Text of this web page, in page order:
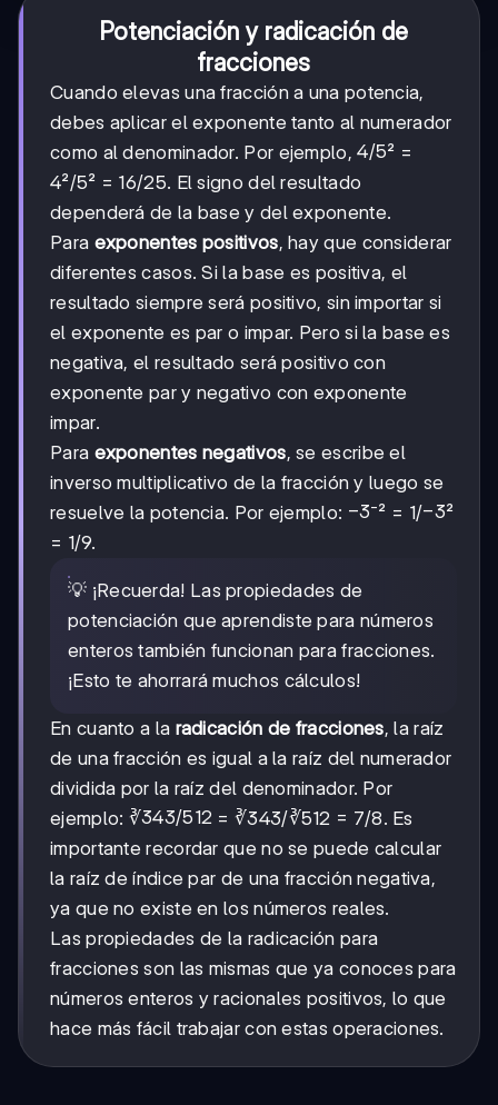
Potenciación y radicación de
fracciones
Cuando elevas una fracción a una potencia,
debes aplicar el exponente tanto al numerador
como al denominador. Por ejemplo,4/5
4/5² =
4²/5² = 16/25. El signo del resultado
dependerá de la base y del exponente.
Para exponentes positivos, hay que considerar
diferentes casos. Si la base es positiva, el
resultado siempre será positivo, sin importar si
el exponente es par o impar. Pero si la base es
negativa, el resultado será positivo con
exponente par y negativo con exponente
impar.
Para exponentes negativos, se escribe el
inverso multiplicativo de la fracción y luego se
resuelve la potencia. Por ejemplo: -3
−3⁻² = 1/-3
−3²
= 1/9.
💡 ¡Recuerda! Las propiedades de
potenciación que aprendiste para números
enteros también funcionan para fracciones.
¡Esto te ahorrará muchos cálculos!
En cuanto a la radicación de fracciones, la raíz
de una fracción es igual a la raíz del numerador
dividida por la raíz del denominador. Por
ejemplo: ∛343/512
343/512 = ∛343/∛512 = 7/8. Es
importante recordar que no se puede calcular
la raíz de índice par de una fracción negativa,
ya que no existe en los números reales.
Las propiedades de la radicación para
fracciones son las mismas que ya conoces para
números enteros y racionales positivos, lo que
hace más fácil trabajar con estas operaciones.